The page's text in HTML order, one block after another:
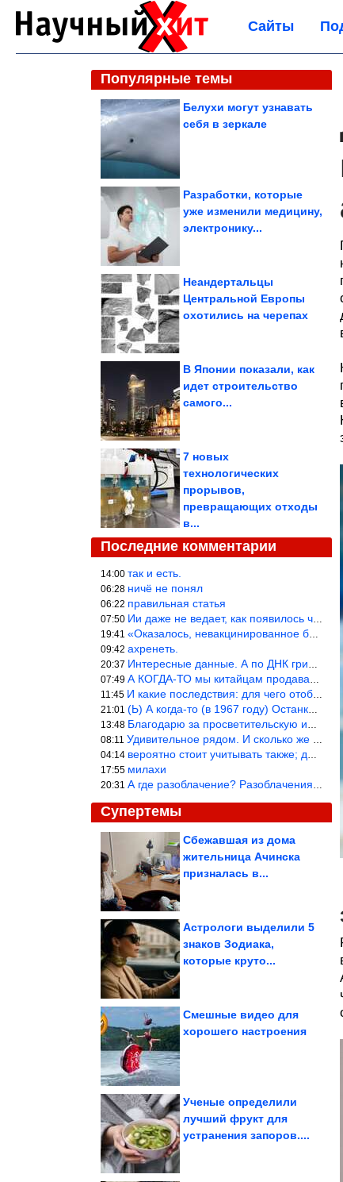
Сайты
Популярные темы
Белухи могут узнавать
себя в зеркале
Разработки, которые
уже изменили медицину,
электронику...
Неандертальцы
Центральной Европы
охотились на черепах
В Японии показали, как
идет строительство
самого...
7 новых
технологических
прорывов,
превращающих отходы
в...
Последние комментарии
14:00 так и есть.
06:28 ничё не понял
06:22 правильная статья
07:50 Ии даже не ведает, как появилось человечество и для чего оно сущ
19:41 «Оказалось, невакцинированное большинство умирает существенно ча
09:42 ахренеть.
20:37 Интересные данные. А по ДНК грибов, бактерий имеются сведения из
07:49 А КОГДА-ТО мы китайцам продавали фуфайки.
11:45 И какие последствия: для чего отобрали? или просто похвастались.
21:01 (Ь) А когда-то (в 1967 году) Останкинская телебашня была самым в
13:48 Благодарю за просветительскую информацию.
08:11 Удивительное рядом. И сколько же ещё открытий готовит Просвещень
04:14 вероятно стоит учитывать также; длительность сна сгущает кровото
17:55 милахи
20:31 А где разоблачение? Разоблачения нет — значит придётся принять к
Супертемы
Куда исчезли в 90-е 5
актрис
Сбежавшая из дома
жительница Ачинска
призналась в...
Евросоюз ввел санкции
Астрологи выделили 5
знаков Зодиака,
которые круто...
Смешные видео для
хорошего настроения
Страны Латинской
Ученые определили
лучший фрукт для
устранения запоров....